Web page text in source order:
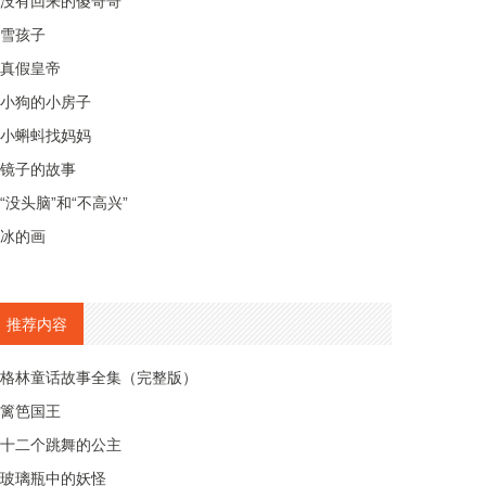
雪孩子
真假皇帝
小狗的小房子
小蝌蚪找妈妈
镜子的故事
“没头脑”和“不高兴”
冰的画
推荐内容
格林童话故事全集（完整版）
篱笆国王
十二个跳舞的公主
玻璃瓶中的妖怪